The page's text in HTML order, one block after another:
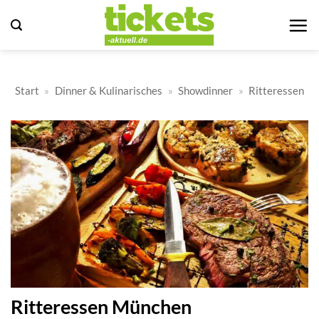
Inhalt
Start » Dinner & Kulinarisches » Showdinner » Ritteressen
Ritteressen München